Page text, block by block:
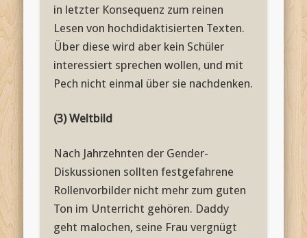
in letzter Konsequenz zum reinen
Lesen von hochdidaktisierten Texten.
Über diese wird aber kein Schüler
interessiert sprechen wollen, und mit
Pech nicht einmal über sie nachdenken.
(3) Weltbild
Nach Jahrzehnten der Gender-
Diskussionen sollten festgefahrene
Rollenvorbilder nicht mehr zum guten
Ton im Unterricht gehören. Daddy
geht malochen, seine Frau vergnügt